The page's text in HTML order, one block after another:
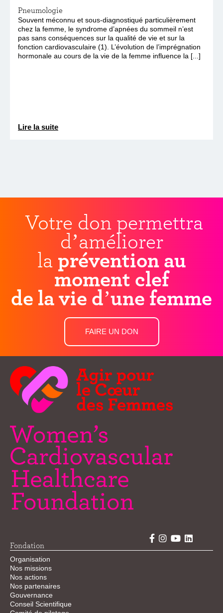
Pneumologie
Souvent méconnu et sous-diagnostiqué particulièrement
chez la femme, le syndrome d’apnées du sommeil n’est
pas sans conséquences sur la qualité de vie et sur la
fonction cardiovasculaire (1). L’évolution de l’imprégnation
hormonale au cours de la vie de la femme influence la [...]
Lire la suite
Votre don permettra
d’améliorer
la prévention au
moment clef
de la vie d’une femme
FAIRE UN DON
Fondation
Organisation
Nos missions
Nos actions
Nos partenaires
Gouvernance
Conseil Scientifique